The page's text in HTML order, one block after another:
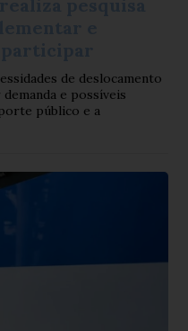
de deslocamento
e possíveis
público e a